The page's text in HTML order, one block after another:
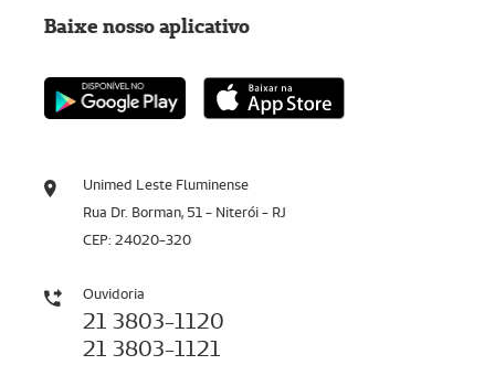
Unimed Leste Fluminense
Rua Dr. Borman, 51 - Niterói - RJ
CEP: 24020-320
Ouvidoria
21 3803-1120
21 3803-1121
Baixe nosso aplicativo